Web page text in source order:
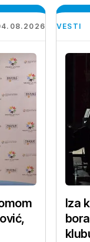
VESTI
Iza